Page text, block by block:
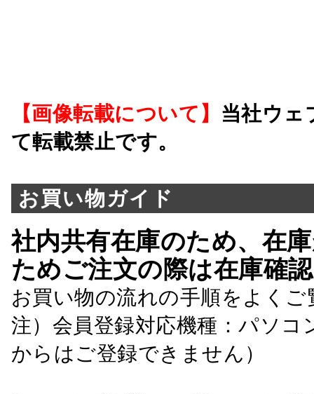
【画像転載について】 当社ウェ
て転載禁止です。
お買い物ガイド
社内共有在庫のため、在
ためご注文の際は在庫確
お買い物の流れの手順をよくご
注）会員登録対応機種：パソ
からはご登録できません）